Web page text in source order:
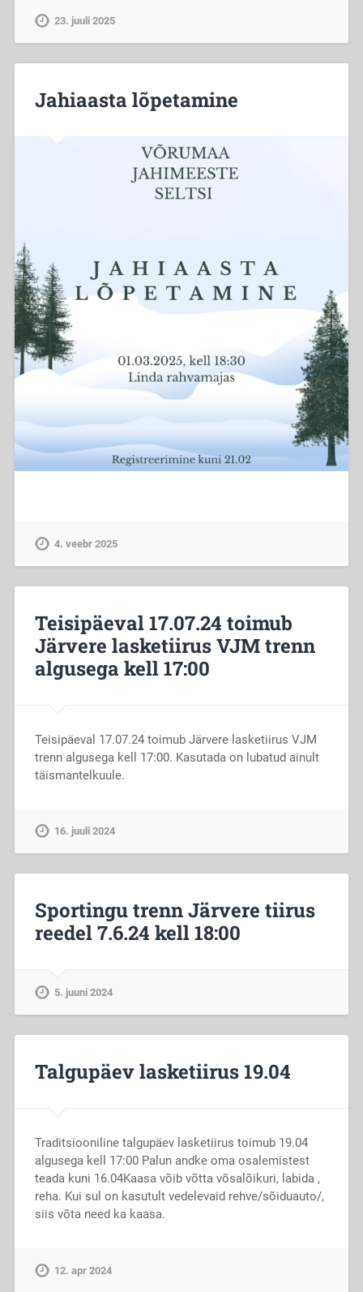
23. juuli 2025
Jahiaasta lõpetamine
4. veebr 2025
Teisipäeval 17.07.24 toimub
Järvere lasketiirus VJM trenn
algusega kell 17:00
Teisipäeval 17.07.24 toimub Järvere lasketiirus VJM
trenn algusega kell 17:00. Kasutada on lubatud ainult
täismantelkuule.
16. juuli 2024
Sportingu trenn Järvere tiirus
reedel 7.6.24 kell 18:00
5. juuni 2024
Talgupäev lasketiirus 19.04
Traditsiooniline talgupäev lasketiirus toimub 19.04
algusega kell 17:00 Palun andke oma osalemistest
teada kuni 16.04Kaasa võib võtta võsalõikuri, labida ,
reha. Kui sul on kasutult vedelevaid rehve/sõiduauto/,
siis võta need ka kaasa.
12. apr 2024